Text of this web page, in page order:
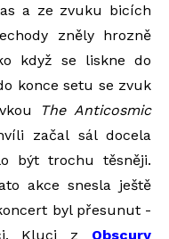
a ze zvuku bicích
zněly hrozně
když se liskne do
konce setu se zvuk
The Anticosmic
začal sál docela
být trochu těsněji.
akce snesla ještě
byl přesunut -
Kluci z Obscury